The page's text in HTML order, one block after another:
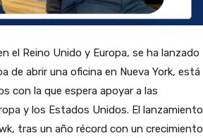
el Reino Unido y Europa, se ha lanzado
de abrir una oficina en Nueva York, está
con la que espera apoyar a las
y los Estados Unidos. El lanzamiento
tras un año récord con un crecimiento